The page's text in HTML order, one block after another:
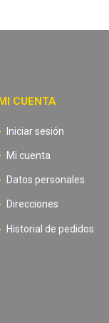
CUENTA
Iniciar sesión
Mi cuenta
Datos personales
Direcciones
Historial de pedidos